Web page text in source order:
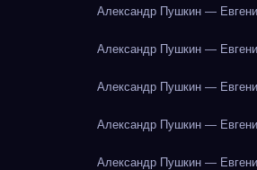
Александр Пушкин —
Александр Пушкин —
Александр Пушкин —
Александр Пушкин —
Александр Пушкин —